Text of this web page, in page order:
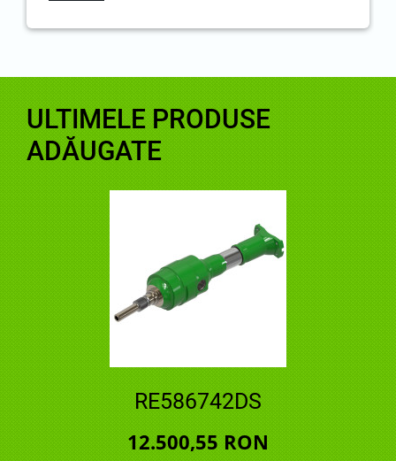
ULTIMELE PRODUSE
ADĂUGATE
RE586742DS
12.500,55 RON